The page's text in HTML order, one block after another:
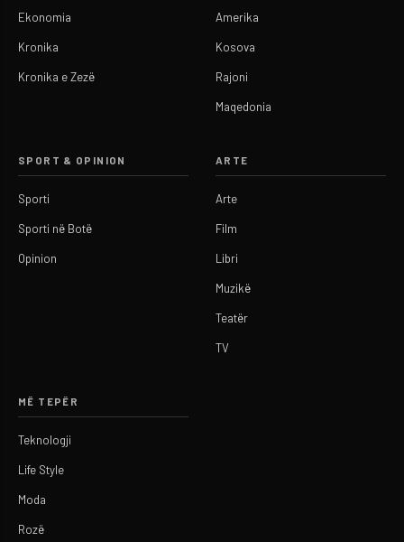
Ekonomia
Kronika
Kronika e Zezë
Amerika
Kosova
Rajoni
Maqedonia
SPORT & OPINION
Sporti
Sporti në Botë
Opinion
ARTE
Arte
Film
Libri
Muzikë
Teatër
TV
MË TEPËR
Teknologji
Life Style
Moda
Rozë